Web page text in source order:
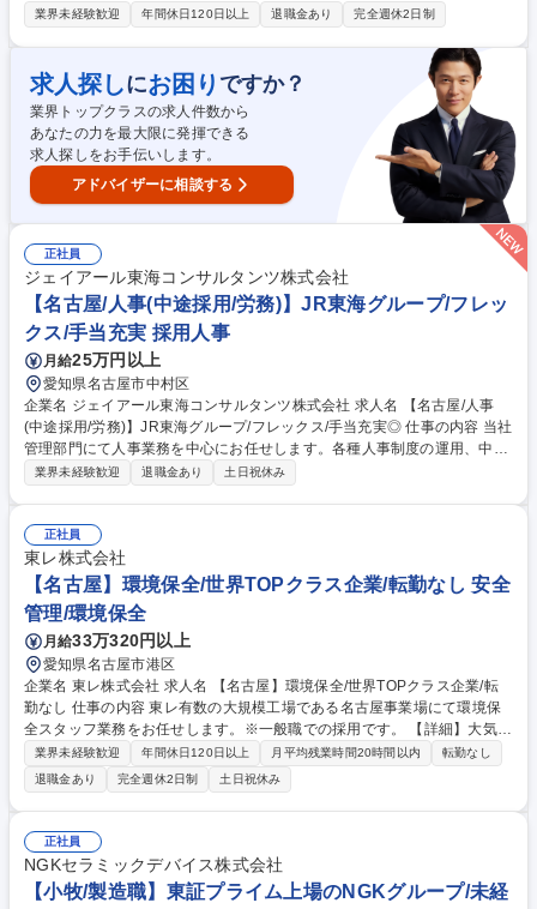
質部門全体のコンプライアンス教育、社内イベントの企画・運営まで、幅
策定、ラインの工程診断）■品質部門内の企画・改善（コンプライアンス
訓練の主導、横串企画）■全社品質イベントの企画・運営 ◎入社1～2年は
先輩社員とペアを組み、じっくりと業務を習得。単なる検査業務ではな
く、世界シェア50％超の品質を「仕組み」から支え、社内に広める司令塔
としての役割を期待しています。 募集職種 【豊田市/品質管理】賞与5.6ヶ
月/独立系Tier1で安定/品質部門の改善をお任せ！
業界未経験歓迎 年間休日120日以上 退職金あり 完全週休2日制
求人探しにお困り ですか？
業界トップクラスの求人件数から
あなたの力を最大限に発揮できる
求人探しをお手伝いします。
アドバイザーに相談する
正社員
ジェイアール東海コンサルタンツ株式会社
【名古屋/人事(中途採用/労務)】JR東海グループ/フレッ
クス/手当充実 採用人事
月給25万円以上
愛知県名古屋市中村区
企業名 ジェイアール東海コンサルタンツ株式会社 求人名 【名古屋/人事
(中途採用/労務)】JR東海グループ/フレックス/手当充実◎ 仕事の内容 当社
管理部門にて人事業務を中心にお任せします。各種人事制度の運用、中途
採用・労務管理等適性に応じてお任せします。 【入社後】人事課は全部で
め、コミュニケーションを通じて様々な人と関わりながら幅広くスキルア
ップが可能です。労務・人事関係の資格（各種手当）がございます。 募集
職種 【名古屋/人事(中途採用/労務)】JR東海グループ/フレックス/手当充実
◎
業界未経験歓迎 退職金あり 土日祝休み
正社員
東レ株式会社
【名古屋】環境保全/世界TOPクラス企業/転勤なし 安全
管理/環境保全
月給33万320円以上
愛知県名古屋市港区
企業名 東レ株式会社 求人名 【名古屋】環境保全/世界TOPクラス企業/転
勤なし 仕事の内容 東レ有数の大規模工場である名古屋事業場にて環境保
全スタッフ業務をお任せします。※一般職での採用です。 【詳細】大気・
水質データ管理や官庁対応、産廃処理手配、ISO14001対応、社外折衝等
の対応、文書作成業務などをお任せします。 ※東レ名古屋事業場の環境保
全関連業務をお一人で担当いただきます。 募集職種 【名古屋】環境保全/
世界TOPクラス企業/転勤なし
業界未経験歓迎 年間休日120日以上 月平均残業時間20時間以内
転勤なし
退職金あり
完全週休2日制 土日祝休み
正社員
NGKセラミックデバイス株式会社
【小牧/製造職】東証プライム上場のNGKグループ/未経